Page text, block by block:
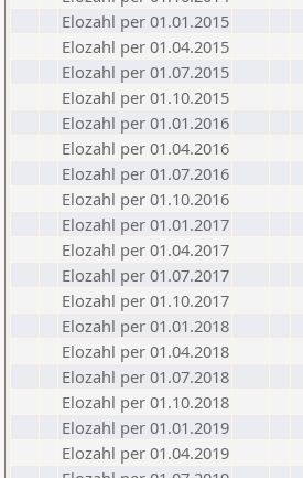
Elozahl per 01.01.2015
Elozahl per 01.04.2015
Elozahl per 01.07.2015
Elozahl per 01.10.2015
Elozahl per 01.01.2016
Elozahl per 01.04.2016
Elozahl per 01.07.2016
Elozahl per 01.10.2016
Elozahl per 01.01.2017
Elozahl per 01.04.2017
Elozahl per 01.07.2017
Elozahl per 01.10.2017
Elozahl per 01.01.2018
Elozahl per 01.04.2018
Elozahl per 01.07.2018
Elozahl per 01.10.2018
Elozahl per 01.01.2019
Elozahl per 01.04.2019